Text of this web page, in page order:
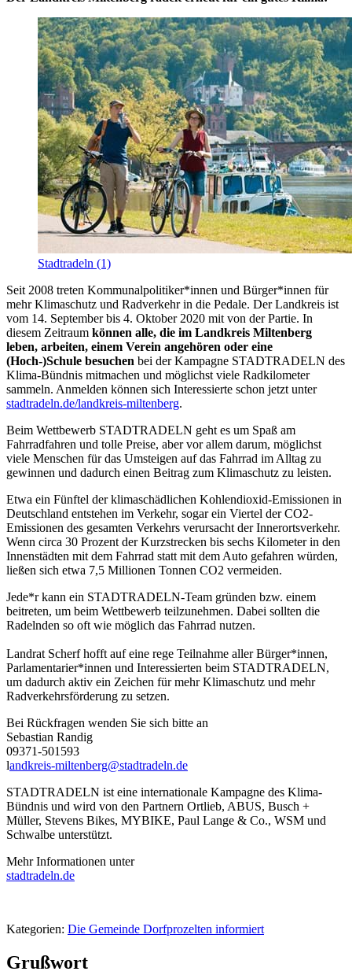
Stadtradeln (1)
Seit 2008 treten Kommunalpolitiker*innen und Bürger*innen für
mehr Klimaschutz und Radverkehr in die Pedale. Der Landkreis ist
vom 14. September bis 4. Oktober 2020 mit von der Partie. In
diesem Zeitraum können alle, die im Landkreis Miltenberg
leben, arbeiten, einem Verein angehören oder eine
(Hoch-)Schule besuchen bei der Kampagne STADTRADELN des
Klima-Bündnis mitmachen und möglichst viele Radkilometer
sammeln. Anmelden können sich Interessierte schon jetzt unter
stadtradeln.de/landkreis-miltenberg.
Beim Wettbewerb STADTRADELN geht es um Spaß am
Fahrradfahren und tolle Preise, aber vor allem darum, möglichst
viele Menschen für das Umsteigen auf das Fahrrad im Alltag zu
gewinnen und dadurch einen Beitrag zum Klimaschutz zu leisten.
Etwa ein Fünftel der klimaschädlichen Kohlendioxid-Emissionen in
Deutschland entstehen im Verkehr, sogar ein Viertel der CO2-
Emissionen des gesamten Verkehrs verursacht der Innerortsverkehr.
Wenn circa 30 Prozent der Kurzstrecken bis sechs Kilometer in den
Innenstädten mit dem Fahrrad statt mit dem Auto gefahren würden,
ließen sich etwa 7,5 Millionen Tonnen CO2 vermeiden.
Jede*r kann ein STADTRADELN-Team gründen bzw. einem
beitreten, um beim Wettbewerb teilzunehmen. Dabei sollten die
Radelnden so oft wie möglich das Fahrrad nutzen.
Landrat Scherf hofft auf eine rege Teilnahme aller Bürger*innen,
Parlamentarier*innen und Interessierten beim STADTRADELN,
um dadurch aktiv ein Zeichen für mehr Klimaschutz und mehr
Radverkehrsförderung zu setzen.
Bei Rückfragen wenden Sie sich bitte an
Sebastian Randig
09371-501593
landkreis-miltenberg@stadtradeln.de
STADTRADELN ist eine internationale Kampagne des Klima-
Bündnis und wird von den Partnern Ortlieb, ABUS, Busch +
Müller, Stevens Bikes, MYBIKE, Paul Lange & Co., WSM und
Schwalbe unterstützt.
Mehr Informationen unter
stadtradeln.de
Kategorien: Die Gemeinde Dorfprozelten informiert
Grußwort